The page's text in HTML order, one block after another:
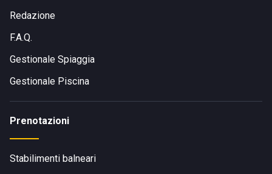
Redazione
F.A.Q.
Gestionale Spiaggia
Gestionale Piscina
Prenotazioni
Stabilimenti balneari